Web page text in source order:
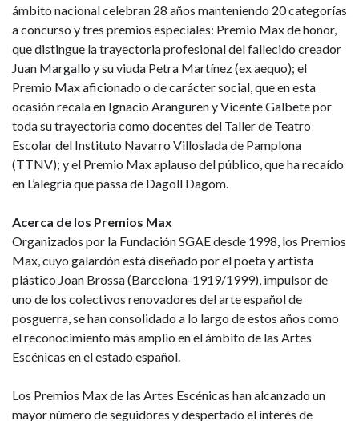
ámbito nacional celebran 28 años manteniendo 20 categorías
a concurso y tres premios especiales: Premio Max de honor,
que distingue la trayectoria profesional del fallecido creador
Juan Margallo y su viuda Petra Martínez (ex aequo); el
Premio Max aficionado o de carácter social, que en esta
ocasión recala en Ignacio Aranguren y Vicente Galbete por
toda su trayectoria como docentes del Taller de Teatro
Escolar del Instituto Navarro Villoslada de Pamplona
(TTNV); y el Premio Max aplauso del público, que ha recaído
en L’alegria que passa de Dagoll Dagom.
Acerca de los Premios Max
Organizados por la Fundación SGAE desde 1998, los Premios
Max, cuyo galardón está diseñado por el poeta y artista
plástico Joan Brossa (Barcelona-1919/1999), impulsor de
uno de los colectivos renovadores del arte español de
posguerra, se han consolidado a lo largo de estos años como
el reconocimiento más amplio en el ámbito de las Artes
Escénicas en el estado español.
Los Premios Max de las Artes Escénicas han alcanzado un
mayor número de seguidores y despertado el interés de